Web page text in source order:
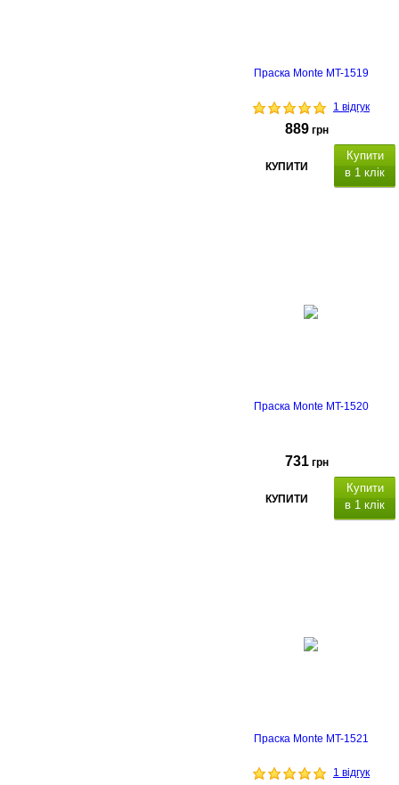
Праска Monte MT-1519
1 відгук
889 грн
КУПИТИ
Купити
в 1 клік
Праска Monte MT-1520
731 грн
КУПИТИ
Купити
в 1 клік
Праска Monte MT-1521
1 відгук